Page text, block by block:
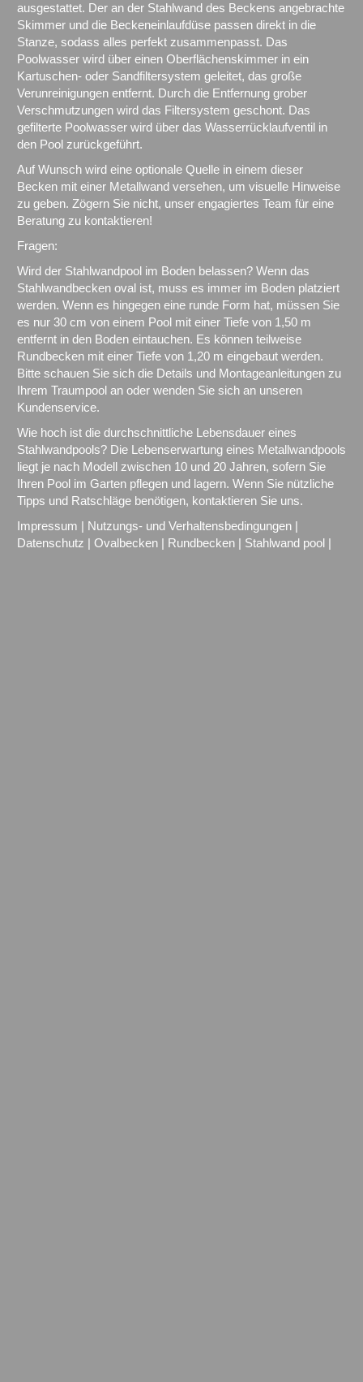
ausgestattet. Der an der Stahlwand des Beckens angebrachte
Skimmer und die Beckeneinlaufdüse passen direkt in die
Stanze, sodass alles perfekt zusammenpasst. Das
Poolwasser wird über einen Oberflächenskimmer in ein
Kartuschen- oder Sandfiltersystem geleitet, das große
Verunreinigungen entfernt. Durch die Entfernung grober
Verschmutzungen wird das Filtersystem geschont. Das
gefilterte Poolwasser wird über das Wasserrücklaufventil in
den Pool zurückgeführt.
Auf Wunsch wird eine optionale Quelle in einem dieser
Becken mit einer Metallwand versehen, um visuelle Hinweise
zu geben. Zögern Sie nicht, unser engagiertes Team für eine
Beratung zu kontaktieren!
Fragen:
Wird der Stahlwandpool im Boden belassen? Wenn das
Stahlwandbecken oval ist, muss es immer im Boden platziert
werden. Wenn es hingegen eine runde Form hat, müssen Sie
es nur 30 cm von einem Pool mit einer Tiefe von 1,50 m
entfernt in den Boden eintauchen. Es können teilweise
Rundbecken mit einer Tiefe von 1,20 m eingebaut werden.
Bitte schauen Sie sich die Details und Montageanleitungen zu
Ihrem Traumpool an oder wenden Sie sich an unseren
Kundenservice.
Wie hoch ist die durchschnittliche Lebensdauer eines
Stahlwandpools? Die Lebenserwartung eines Metallwandpools
liegt je nach Modell zwischen 10 und 20 Jahren, sofern Sie
Ihren Pool im Garten pflegen und lagern. Wenn Sie nützliche
Tipps und Ratschläge benötigen, kontaktieren Sie uns.
Impressum
Nutzungs- und Verhaltensbedingungen
Datenschutz
Ovalbecken Rundbecken Stahlwand pool